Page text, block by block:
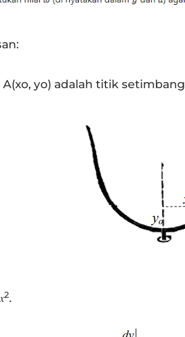
yo) adalah titik setimbang
2.